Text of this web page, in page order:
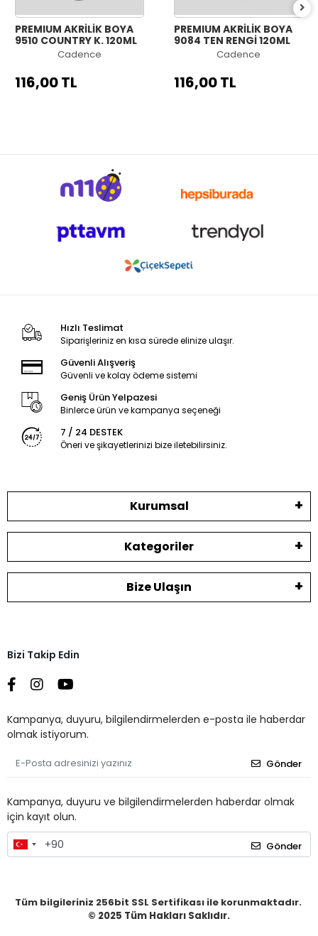
PREMIUM AKRİLİK BOYA
9510 COUNTRY K. 120ML
Cadence
116,00 TL
PREMIUM AKRİLİK BOYA
9084 TEN RENGİ 120ML
Cadence
116,00 TL
Hızlı Teslimat
Siparişleriniz en kısa sürede elinize ulaşır.
Güvenli Alışveriş
Güvenli ve kolay ödeme sistemi
Geniş Ürün Yelpazesi
Binlerce ürün ve kampanya seçeneği
7 / 24 DESTEK
Öneri ve şikayetlerinizi bize iletebilirsiniz.
Kurumsal
Kategoriler
Bize Ulaşın
Bizi Takip Edin
Kampanya, duyuru, bilgilendirmelerden e-posta ile haberdar
olmak istiyorum.
Gönder
Kampanya, duyuru ve bilgilendirmelerden haberdar olmak
için kayıt olun.
Gönder
Tüm bilgileriniz 256bit SSL Sertifikası ile korunmaktadır.
© 2025 Tüm Hakları Saklıdır.